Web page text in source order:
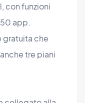
con funzioni
app.
gratuita che
tre piani